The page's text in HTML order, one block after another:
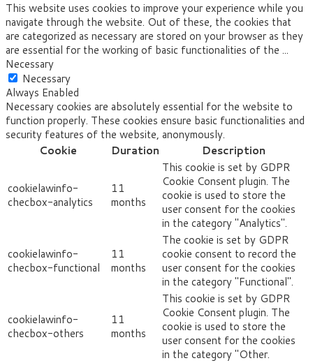
This website uses cookies to improve your experience while you
navigate through the website. Out of these, the cookies that
are categorized as necessary are stored on your browser as they
are essential for the working of basic functionalities of the ...
Necessary
Necessary
Always Enabled
Necessary cookies are absolutely essential for the website to
function properly. These cookies ensure basic functionalities and
security features of the website, anonymously.
Cookie
Duration Description
cookielawinfo-
checbox-analytics
11
months
This cookie is set by GDPR
Cookie Consent plugin. The
cookie is used to store the
user consent for the cookies
in the category "Analytics".
cookielawinfo-
checbox-functional
11
months
The cookie is set by GDPR
cookie consent to record the
user consent for the cookies
in the category "Functional".
cookielawinfo-
checbox-others
11
months
This cookie is set by GDPR
Cookie Consent plugin. The
cookie is used to store the
user consent for the cookies
in the category "Other.